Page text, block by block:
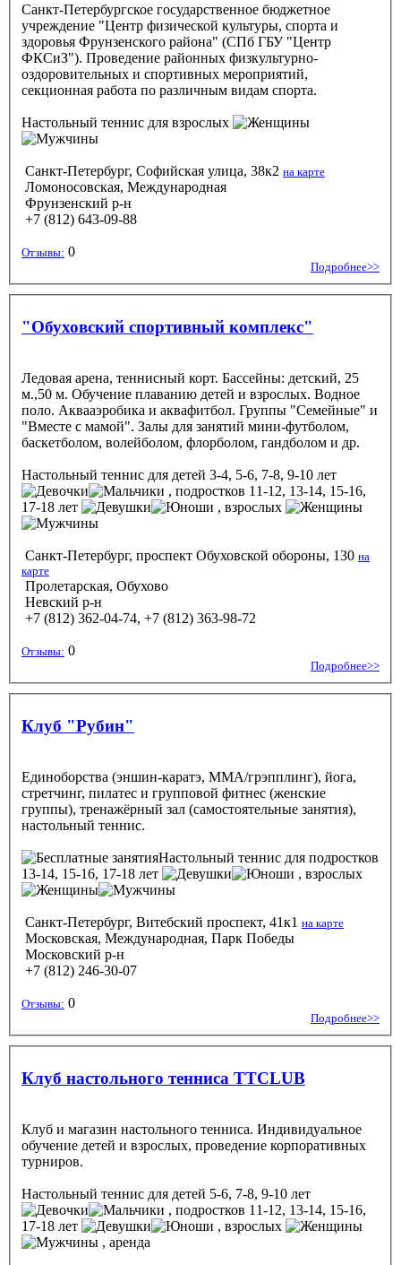
Санкт-Петербургское государственное бюджетное
учреждение "Центр физической культуры, спорта и
здоровья Фрунзенского района" (СПб ГБУ "Центр
ФКСиЗ"). Проведение районных физкультурно-
оздоровительных и спортивных мероприятий,
секционная работа по различным видам спорта.
Настольный теннис для взрослых
Санкт-Петербург, Софийская улица, 38к2 на карте
Ломоносовская, Международная
Фрунзенский р-н
+7 (812) 643-09-88
Отзывы: 0
Подробнее>>
"Обуховский спортивный комплекс"
Ледовая арена, теннисный корт. Бассейны: детский, 25
м.,50 м. Обучение плаванию детей и взрослых. Водное
поло. Аквааэробика и аквафитбол. Группы "Семейные" и
"Вместе с мамой". Залы для занятий мини-футболом,
баскетболом, волейболом, флорболом, гандболом и др.
Настольный теннис для детей 3-4, 5-6, 7-8, 9-10 лет
, подростков 11-12, 13-14, 15-16,
17-18 лет
, взрослых
Санкт-Петербург, проспект Обуховской обороны, 130 на
карте
Пролетарская, Обухово
Невский р-н
+7 (812) 362-04-74, +7 (812) 363-98-72
Отзывы: 0
Подробнее>>
Клуб "Рубин"
Единоборства (эншин-каратэ, ММА/грэпплинг), йога,
стретчинг, пилатес и групповой фитнес (женские
группы), тренажёрный зал (самостоятельные занятия),
настольный теннис.
Настольный теннис для подростков
13-14, 15-16, 17-18 лет
, взрослых
Санкт-Петербург, Витебский проспект, 41к1 на карте
Московская, Международная, Парк Победы
Московский р-н
+7 (812) 246-30-07
Отзывы: 0
Подробнее>>
Клуб настольного тенниса TTCLUB
Клуб и магазин настольного тенниса. Индивидуальное
обучение детей и взрослых, проведение корпоративных
турниров.
Настольный теннис для детей 5-6, 7-8, 9-10 лет
, подростков 11-12, 13-14, 15-16,
17-18 лет
, взрослых
, аренда